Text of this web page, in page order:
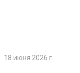
18 июня 2026 г.